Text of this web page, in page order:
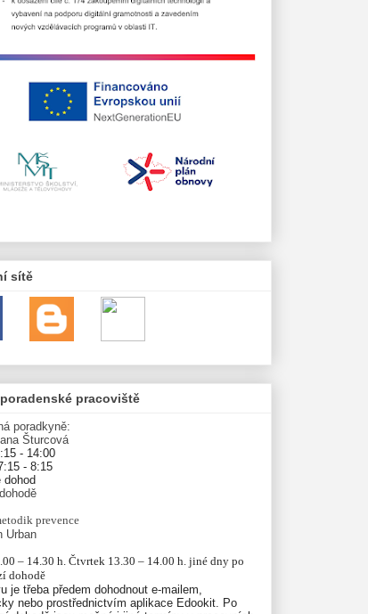
sítě
pracoviště
poradkyně:
Šturcová
- 14:00
- 8:15
dohod
prevence
Urban
– 14.30 h. Čtvrtek 13.30 – 14.00 h. jiné dny po
dohodě
je třeba předem dohodnout e-mailem,
nebo prostřednictvím aplikace Edookit. Po